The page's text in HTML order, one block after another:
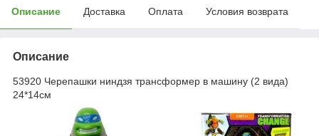
Описание Доставка Оплата Условия возврата
Описание
53920 Черепашки ниндзя трансформер в машину (2 вида)
24*14см